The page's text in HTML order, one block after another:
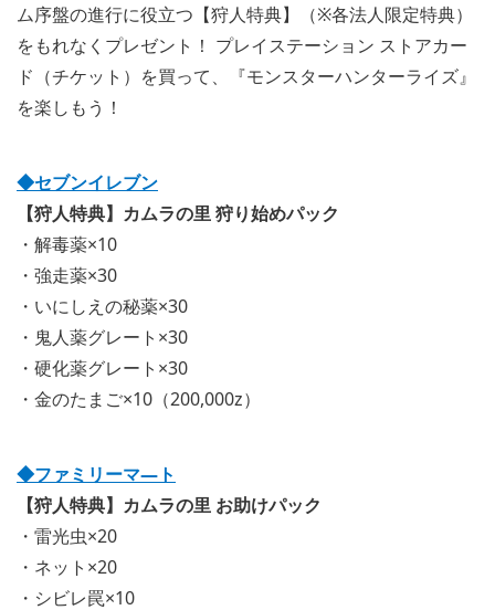
ム序盤の進行に役立つ【狩人特典】（※各法人限定特典）
をもれなくプレゼント！ プレイステーション ストアカー
ド（チケット）を買って、『モンスターハンターライズ』
を楽しもう！
◆セブンイレブン
【狩人特典】カムラの里 狩り始めパック
・解毒薬×10
・強走薬×30
・いにしえの秘薬×30
・鬼人薬グレート×30
・硬化薬グレート×30
・金のたまご×10（200,000z）
◆ファミリーマ―ト
【狩人特典】カムラの里 お助けパック
・雷光虫×20
・ネット×20
・シビレ罠×10